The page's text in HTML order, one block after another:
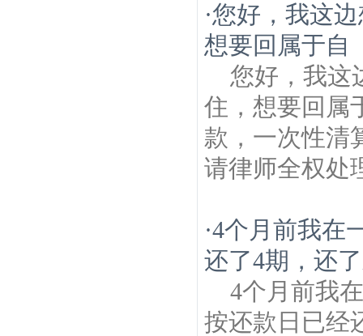
·您好，我这
想要回属于自
您好，我这
住，想要回属
款，一次性清
请律师全权处
·4个月前我在
还了4期，还
4个月前我
按还款日已经